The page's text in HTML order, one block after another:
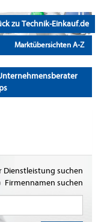
zu Technik-Einkauf.de
Marktübersichten A-Z
Dienstleistung suchen
Firmennamen suchen